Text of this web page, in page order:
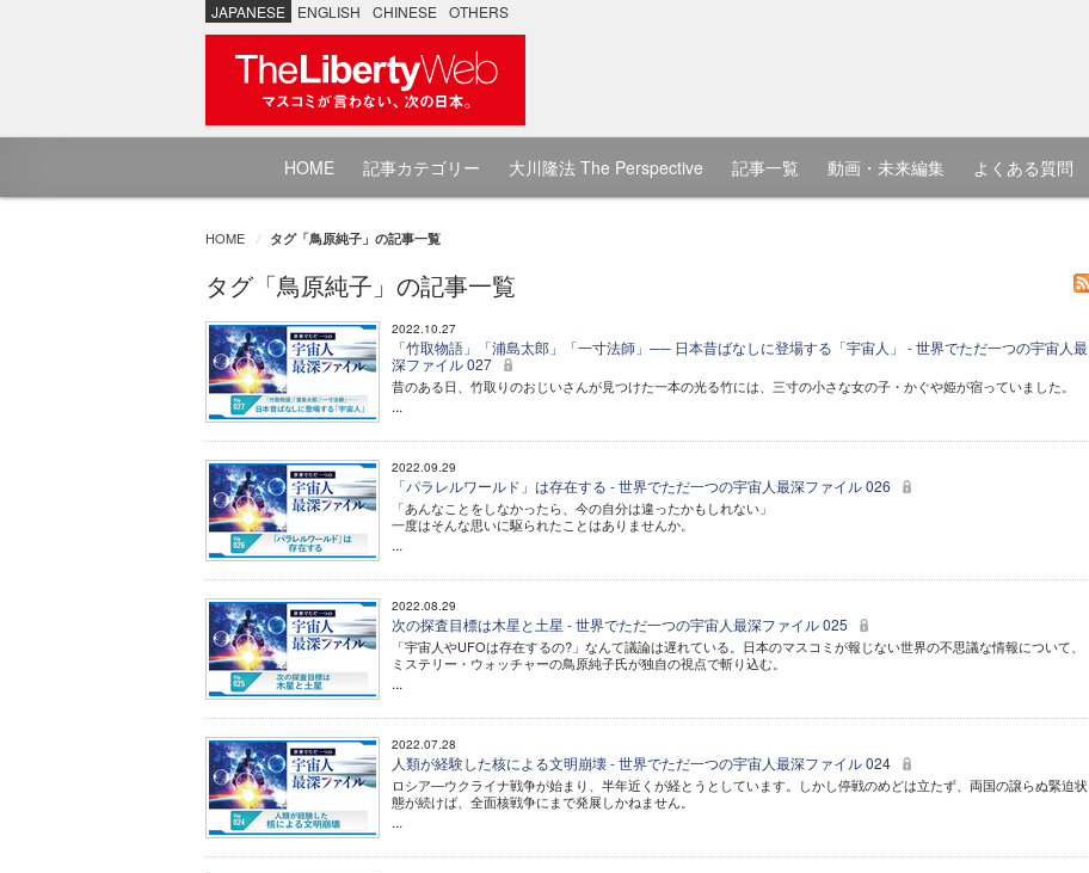
JAPANESE ENGLISH CHINESE OTHERS
HOME 記事カテゴリー 大川隆法 The Perspective 記事一覧 動画・未来編集 よくある質問
HOME タグ「鳥原純子」の記事一覧
タグ「鳥原純子」の記事一覧
2022.10.27
「竹取物語」「浦島太郎」「一寸法師」── 日本昔ばなしに登場する「宇宙人」 - 世界でただ一つの宇宙人最
深ファイル 027
昔のある日、竹取りのおじいさんが見つけた一本の光る竹には、三寸の小さな女の子・かぐや姫が宿っていました。
...
2022.09.29
「パラレルワールド」は存在する - 世界でただ一つの宇宙人最深ファイル 026
「あんなことをしなかったら、今の自分は違ったかもしれない」
一度はそんな思いに駆られたことはありませんか。
...
2022.08.29
次の探査目標は木星と土星 - 世界でただ一つの宇宙人最深ファイル 025
「宇宙人やUFOは存在するの?」なんて議論は遅れている。日本のマスコミが報じない世界の不思議な情報について、
ミステリー・ウォッチャーの鳥原純子氏が独自の視点で斬り込む。
...
2022.07.28
人類が経験した核による文明崩壊 - 世界でただ一つの宇宙人最深ファイル 024
ロシア―ウクライナ戦争が始まり、半年近くが経とうとしています。しかし停戦のめどは立たず、両国の譲らぬ緊迫状
態が続けば、全面核戦争にまで発展しかねません。
...